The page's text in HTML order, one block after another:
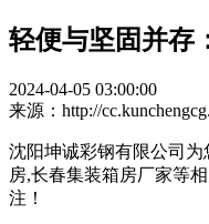
轻便与坚固并存
2024-04-05 03:00:00
来源：http://
沈阳坤诚彩钢有限公司为
房,长春集装箱房厂家等
注！